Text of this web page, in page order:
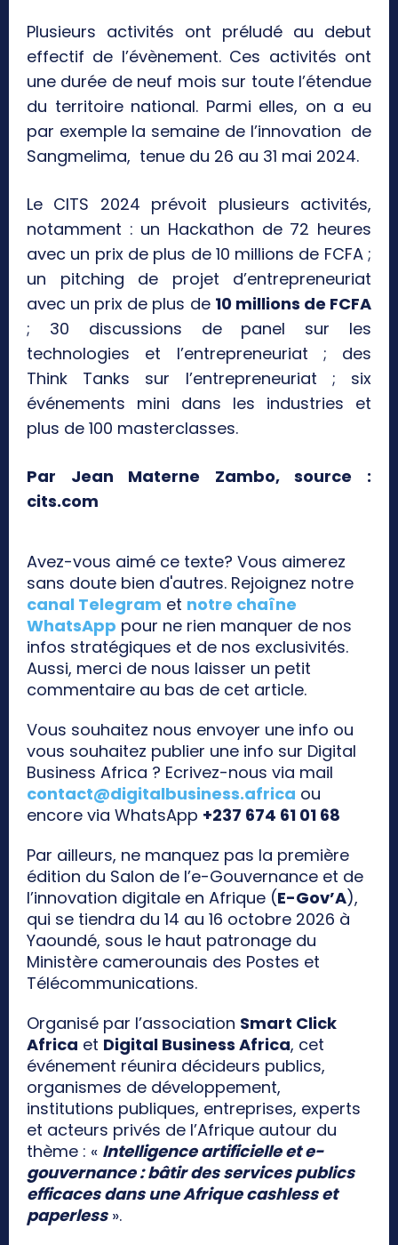
Plusieurs activités ont préludé au debut
effectif de l’évènement. Ces activités ont
une durée de neuf mois sur toute l’étendue
du territoire national. Parmi elles, on a eu
par exemple la semaine de l’innovation de
Sangmelima, tenue du 26 au 31 mai 2024.
Le CITS 2024 prévoit plusieurs activités,
notamment : un Hackathon de 72 heures
avec un prix de plus de 10 millions de FCFA ;
un pitching de projet d’entrepreneuriat
avec un prix de plus de 10 millions de FCFA
; 30 discussions de panel sur les
technologies et l’entrepreneuriat ; des
Think Tanks sur l’entrepreneuriat ; six
événements mini dans les industries et
plus de 100 masterclasses.
Par Jean Materne Zambo, source :
cits.com
Avez-vous aimé ce texte? Vous aimerez
sans doute bien d'autres. Rejoignez notre
canal Telegram et notre chaîne
WhatsApp pour ne rien manquer de nos
infos stratégiques et de nos exclusivités.
Aussi, merci de nous laisser un petit
commentaire au bas de cet article.
Vous souhaitez nous envoyer une info ou
vous souhaitez publier une info sur Digital
Business Africa ? Ecrivez-nous via mail
contact@digitalbusiness.africa ou
encore via WhatsApp +237 674 61 01 68
Par ailleurs, ne manquez pas la première
édition du Salon de l’e-Gouvernance et de
l’innovation digitale en Afrique (E-Gov’A),
qui se tiendra du 14 au 16 octobre 2026 à
Yaoundé, sous le haut patronage du
Ministère camerounais des Postes et
Télécommunications.
Organisé par l’association Smart Click
Africa et Digital Business Africa, cet
événement réunira décideurs publics,
organismes de développement,
institutions publiques, entreprises, experts
et acteurs privés de l’Afrique autour du
thème : « Intelligence artificielle et e-
gouvernance : bâtir des services publics
efficaces dans une Afrique cashless et
paperless».